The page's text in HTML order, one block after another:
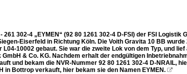
261 302-4 „EYMEN“ (92 80 1261 302-4 D-FSI) der FSI
Eiserfeld in Richtung Köln. Die Voith Gravita 10 BB
10002 gebaut. Sie war die zweite Lok von dem Typ, und
& Co. KG. Nachdem erhalt der endgültigen
und bekam die NVR-Nummer 92 80 1261 302-4 D-NRAIL,
in Bottrop verkauft, hier bekam sie den Namen EYMEN. 